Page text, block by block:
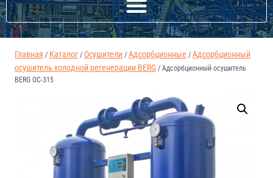
Главная / Каталог / Осушители / Адсорбционные / Адсорбционный
осушитель холодной регенерации BERG / Адсорбционный осушитель
BERG ОС-315